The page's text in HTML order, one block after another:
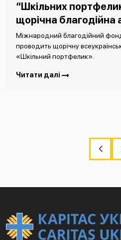
“Шкільних
щорічна благодійна
Міжнародний благодійний
проводить щорічну
«Шкільний портфелик».
Читати далі